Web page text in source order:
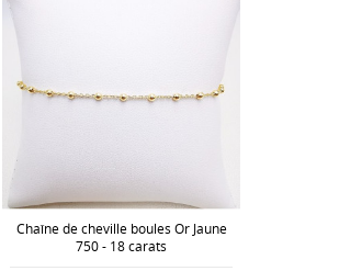
Chaîne de cheville boules Or Jaune
750 - 18 carats